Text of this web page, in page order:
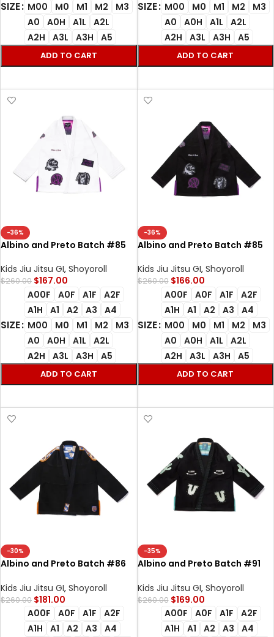
SIZE M00 M0 M1 M2
M3
A0
A0H A1L
A2L
A2H
A3L A3H A5
ADD TO CART
SIZE M00 M0 M1 M2
M3
A0
A0H A1L
A2L
A2H
A3L A3H A5
ADD TO CART
-36%
Albino and Preto Batch #85
Kids Jiu Jitsu GI, Shoyoroll
$260.00 $167.00
SIZE
A00F A0F A1F
A2F
A1H
A1 A2 A3
A4
M00
M0 M1 M2
M3
A0
A0H A1L
A2L
A2H
A3L A3H A5
ADD TO CART
-36%
Albino and Preto Batch #85
Kids Jiu Jitsu GI, Shoyoroll
$260.00 $166.00
SIZE
A00F A0F A1F
A2F
A1H
A1 A2 A3
A4
M00
M0 M1 M2
M3
A0
A0H A1L
A2L
A2H
A3L A3H A5
ADD TO CART
-30%
Albino and Preto Batch #86
Kids Jiu Jitsu GI, Shoyoroll
$260.00 $181.00
A00F A0F A1F
A2F
A1H
A1 A2 A3
A4
-35%
Albino and Preto Batch #91
Bag
Kids Jiu Jitsu GI, Shoyoroll
$260.00 $169.00
A00F A0F A1F
A2F
A1H
A1 A2 A3
A4